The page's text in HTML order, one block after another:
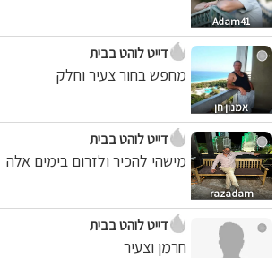
Adam41
אמנון חן
דייט לוהט בבית
מחפש בחור צעיר וחלק
razadam
דייט לוהט בבית
מישהי להכיר ולזרום בימים אלה
דייט לוהט בבית
חרמן וצעיר